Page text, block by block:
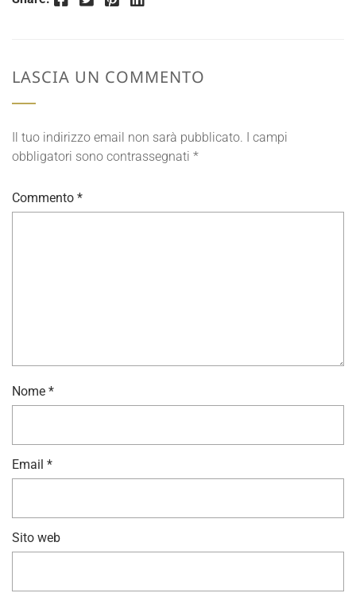
LASCIA UN COMMENTO
Il tuo indirizzo email non sarà pubblicato. I campi
obbligatori sono contrassegnati *
Commento *
Nome *
Email *
Sito web